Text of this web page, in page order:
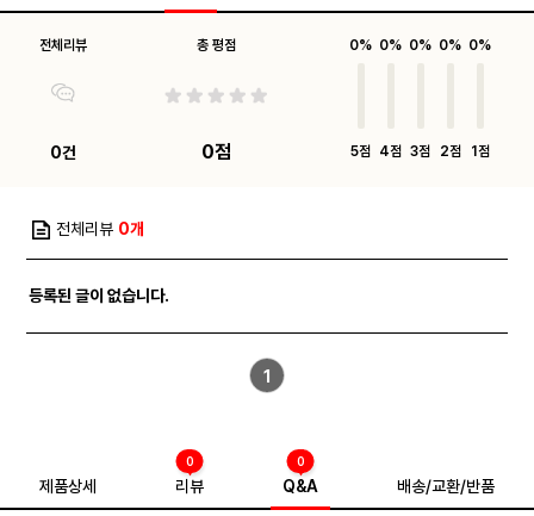
전체리뷰
0건
총 평점
0점
0%
5점
0%
4점
0%
3점
0%
2점
0%
1점
전체리뷰 0개
등록된 글이 없습니다.
1
제품상세 리뷰
0
Q&A
0
배송/교환/반품